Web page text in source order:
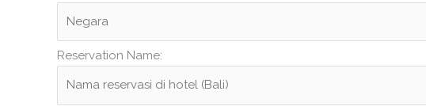
Reservation Name: